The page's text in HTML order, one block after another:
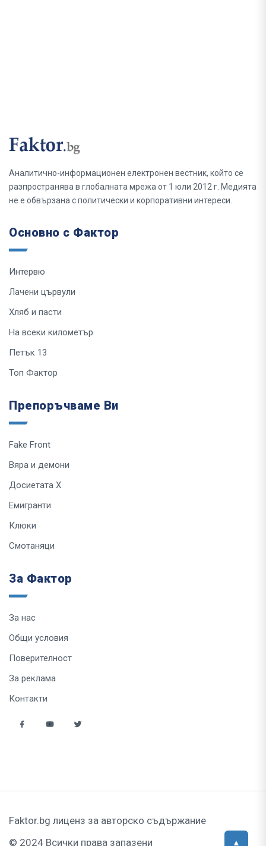
Аналитично-информационен електронен вестник, който се
разпространява в глобалната мрежа от 1 юли 2012 г. Медията
не е обвързана с политически и корпоративни интереси.
Основно с Фактор
Интервю
Лачени цървули
Хляб и пасти
На всеки километър
Петък 13
Топ Фактор
Препоръчваме Ви
Fake Front
Вяра и демони
Досиетата Х
Емигранти
Клюки
Смотаняци
За Фактор
За нас
Общи условия
Поверителност
За реклама
Контакти
Faktor.bg лиценз за авторско съдържание
© 2024 Всички права запазени